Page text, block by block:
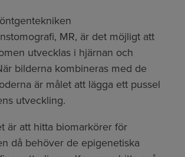
MR, är det möjligt att
utvecklas i hjärnan och
bilderna kombineras med de
är målet att lägga ett pussel
utveckling.
är att hitta biomarkörer för
då behöver de epigenetiska